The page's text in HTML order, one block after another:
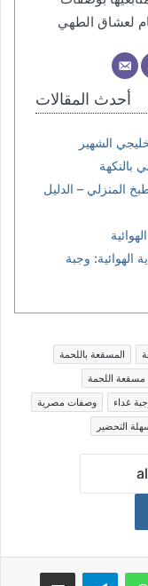
لعشاق الطهي
أحدث المقالات
الشهير
بالنكهة
المنزلي – الدليل
الهوائية: وجبة
المسقعة باللحمة
مسقعة اللحمة
غداء
وصفات مصرية
التحضير
واتساب تيلقرام مشاكة بواسطة البريد